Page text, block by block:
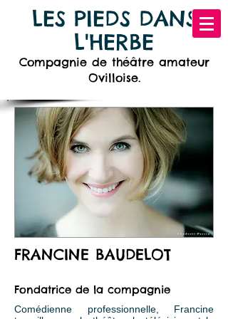
LES PIEDS DANS
L'HERBE
Compagnie de théâtreamateur
Ovilloise.
FRANCINE BAUDELOT
Fondatrice de la compagnie
Comédienne professionnelle, Francine